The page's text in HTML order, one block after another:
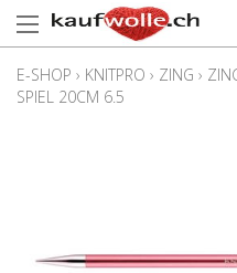
E-SHOP › KNITPRO › ZING ›
SPIEL 20CM 6.5